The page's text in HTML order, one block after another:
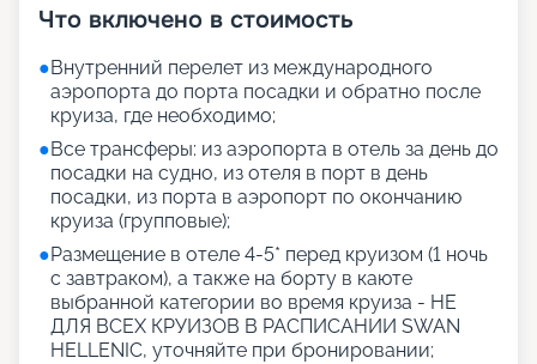
Что включено в стоимость
●Внутренний перелет из международного
аэропорта до порта посадки и обратно после
круиза, где необходимо;
●Все трансферы: из аэропорта в отель за день до
посадки на судно, из отеля в порт в день
посадки, из порта в аэропорт по окончанию
круиза (групповые);
●Размещение в отеле 4-5* перед круизом (1 ночь
с завтраком), а также на борту в каюте
выбранной категории во время круиза - НЕ
ДЛЯ ВСЕХ КРУИЗОВ В РАСПИСАНИИ SWAN
HELLENIC, уточняйте при бронировании;